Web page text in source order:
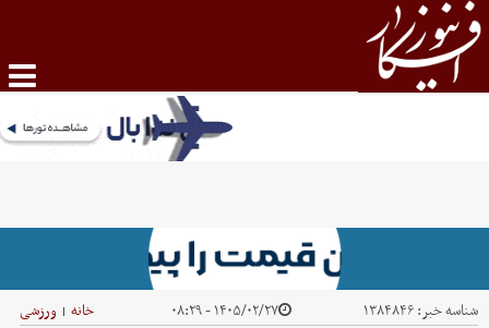
شناسه خبر:۱۳۸۴۸۴۶ ۱۴۰۵/۰۲/۲۷ - ۰۸:۲۹ خانه | ورزشی